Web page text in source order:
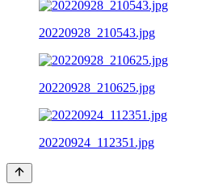
20220928_210543.jpg
20220928_210625.jpg
20220924_112351.jpg